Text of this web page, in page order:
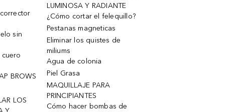
sin
cuero
BROWS
LOS
LUMINOSA Y RADIANTE
¿Cómo cortar el felequillo?
Pestanas magneticas
Eliminar los quistes de
miliums
Agua de colonia
Piel Grasa
MAQUILLAJE PARA
PRINCIPIANTES
Cómo hacer bombas de